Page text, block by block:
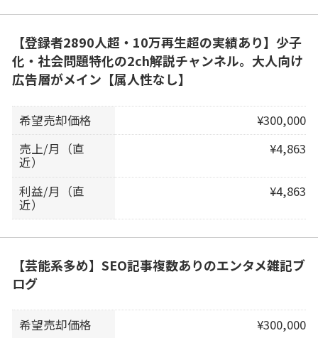
【登録者2890人超・10万再生超の実績あり】少子
化・社会問題特化の2ch解説チャンネル。大人向け
広告層がメイン【属人性なし】
希望売却価格
¥300,000
売上/月（直
近）
¥4,863
利益/月（直
近）
¥4,863
【芸能系多め】SEO記事複数ありのエンタメ雑記ブ
ログ
希望売却価格
¥300,000